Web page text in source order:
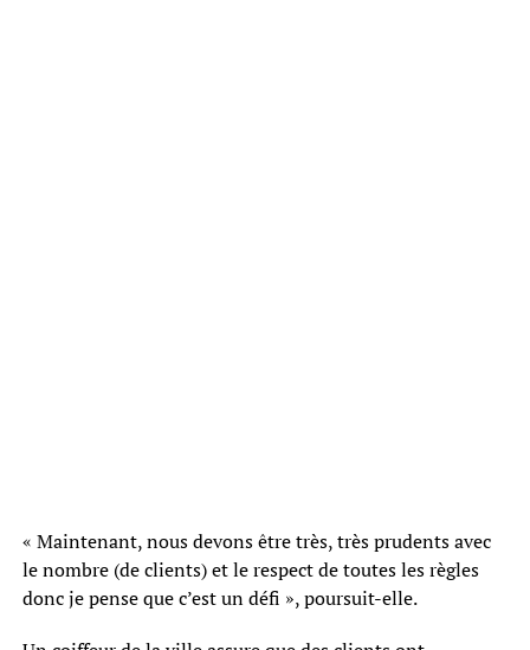
« Maintenant, nous devons être très, très prudents avec
le nombre (de clients) et le respect de toutes les règles
donc je pense que c’est un défi », poursuit-elle.